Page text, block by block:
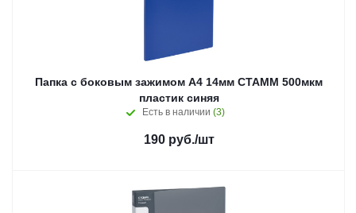
Папка с боковым зажимом А4 14мм СТАММ 500мкм
пластик синяя
Есть в наличии (3)
190руб./шт